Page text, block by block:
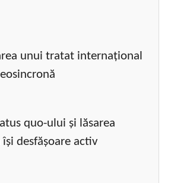
unui tratat internațional
quo-ului și lăsarea
desfășoare activ